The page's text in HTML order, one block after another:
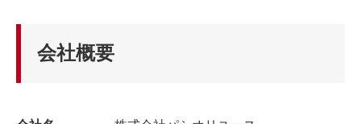
会社概要